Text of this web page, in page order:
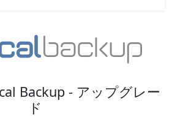
Backup - アップグレー
ド